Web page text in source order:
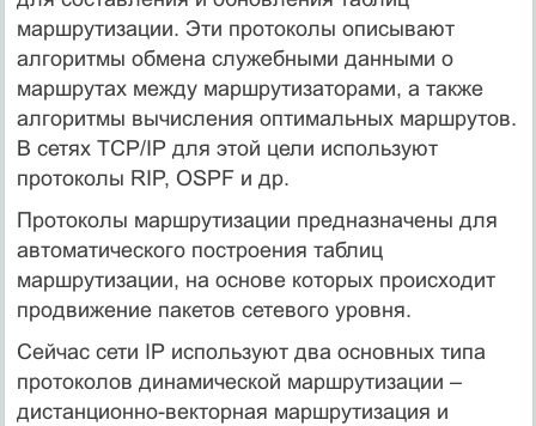
маршрутизации. Эти протоколы описывают
алгоритмы обмена служебными данными о
маршрутах между маршрутизаторами, а также
алгоритмы вычисления оптимальных маршрутов.
В сетях TCP/IP для этой цели используют
протоколы RIP, OSPF и др.
Протоколы маршрутизации предназначены для
автоматического построения таблиц
маршрутизации, на основе которых происходит
продвижение пакетов сетевого уровня.
Сейчас сети IP используют два основных типа
протоколов динамической маршрутизации –
дистанционно-векторная маршрутизация и